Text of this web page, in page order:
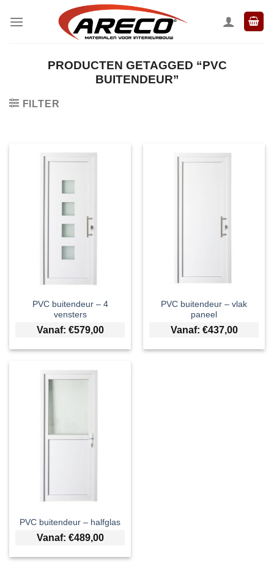
naar
PRODUCTEN GETAGGED “PVC
BUITENDEUR”
FILTER
PVC buitendeur – 4
vensters
Vanaf: €579,00
PVC buitendeur – vlak
paneel
Vanaf: €437,00
PVC buitendeur – halfglas
Vanaf: €489,00